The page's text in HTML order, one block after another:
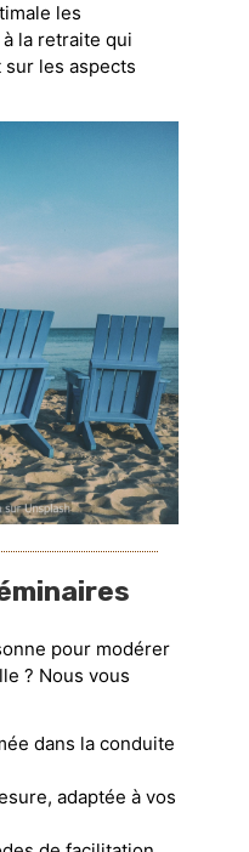
les
la retraite qui
les aspects
pour modérer
? Nous vous
dans la conduite
adaptée à vos